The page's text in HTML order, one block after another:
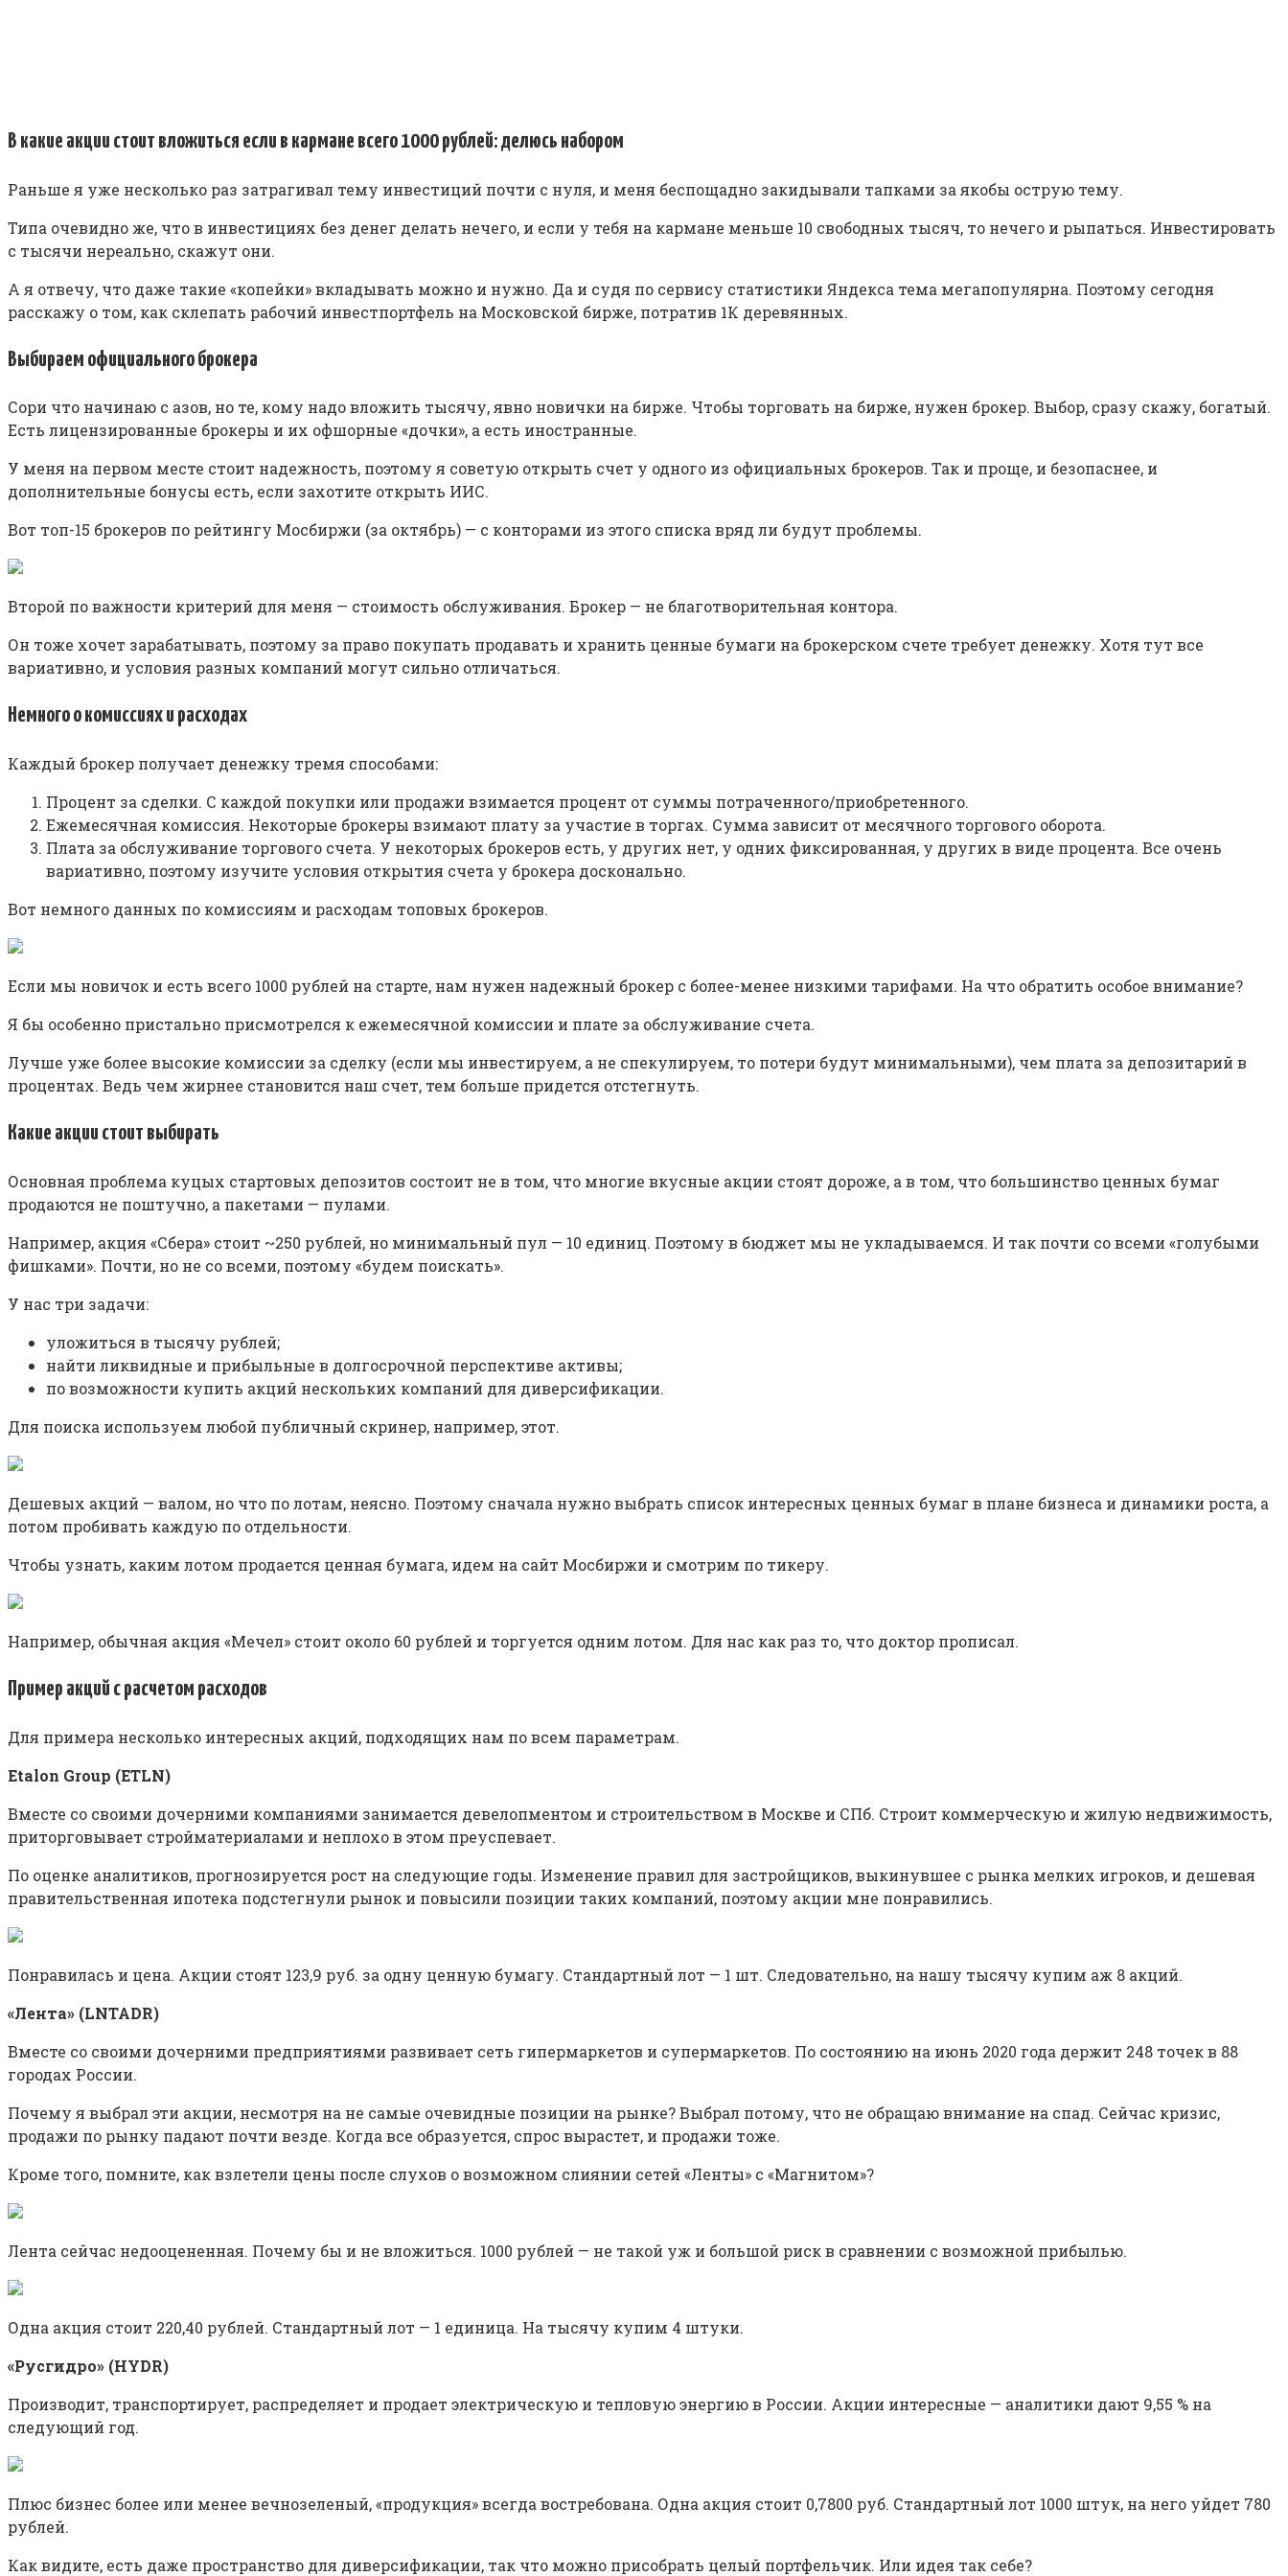
В какие акции стоит вложиться если в кармане всего 1000 рублей: делюсь набором
Раньше я уже несколько раз затрагивал тему инвестиций почти с нуля, и меня беспощадно закидывали тапками за якобы острую тему.
Типа очевидно же, что в инвестициях без денег делать нечего, и если у тебя на кармане меньше 10 свободных тысяч, то нечего и рыпаться. Инвестировать
с тысячи нереально, скажут они.
А я отвечу, что даже такие «копейки» вкладывать можно и нужно. Да и судя по сервису статистики Яндекса тема мегапопулярна. Поэтому сегодня
расскажу о том, как склепать рабочий инвестпортфель на Московской бирже, потратив 1К деревянных.
Выбираем официального брокера
Сори что начинаю с азов, но те, кому надо вложить тысячу, явно новички на бирже. Чтобы торговать на бирже, нужен брокер. Выбор, сразу скажу, богатый.
Есть лицензированные брокеры и их офшорные «дочки», а есть иностранные.
У меня на первом месте стоит надежность, поэтому я советую открыть счет у одного из официальных брокеров. Так и проще, и безопаснее, и
дополнительные бонусы есть, если захотите открыть ИИС.
Вот топ-15 брокеров по рейтингу Мосбиржи (за октябрь) — с конторами из этого списка вряд ли будут проблемы.
Второй по важности критерий для меня — стоимость обслуживания. Брокер — не благотворительная контора.
Он тоже хочет зарабатывать, поэтому за право покупать продавать и хранить ценные бумаги на брокерском счете требует денежку. Хотя тут все
вариативно, и условия разных компаний могут сильно отличаться.
Немного о комиссиях и расходах
Каждый брокер получает денежку тремя способами:
Процент за сделки. С каждой покупки или продажи взимается процент от суммы потраченного/приобретенного.
Ежемесячная комиссия. Некоторые брокеры взимают плату за участие в торгах. Сумма зависит от месячного торгового оборота.
Плата за обслуживание торгового счета. У некоторых брокеров есть, у других нет, у одних фиксированная, у других в виде процента. Все очень
вариативно, поэтому изучите условия открытия счета у брокера досконально.
Вот немного данных по комиссиям и расходам топовых брокеров.
Если мы новичок и есть всего 1000 рублей на старте, нам нужен надежный брокер с более-менее низкими тарифами. На что обратить особое внимание?
Я бы особенно пристально присмотрелся к ежемесячной комиссии и плате за обслуживание счета.
Лучше уже более высокие комиссии за сделку (если мы инвестируем, а не спекулируем, то потери будут минимальными), чем плата за депозитарий в
процентах. Ведь чем жирнее становится наш счет, тем больше придется отстегнуть.
Какие акции стоит выбирать
Основная проблема куцых стартовых депозитов состоит не в том, что многие вкусные акции стоят дороже, а в том, что большинство ценных бумаг
продаются не поштучно, а пакетами — пулами.
Например, акция «Сбера» стоит ~250 рублей, но минимальный пул — 10 единиц. Поэтому в бюджет мы не укладываемся. И так почти со всеми «голубыми
фишками». Почти, но не со всеми, поэтому «будем поискать».
У нас три задачи:
уложиться в тысячу рублей;
найти ликвидные и прибыльные в долгосрочной перспективе активы;
по возможности купить акций нескольких компаний для диверсификации.
Для поиска используем любой публичный скринер, например, этот.
Дешевых акций — валом, но что по лотам, неясно. Поэтому сначала нужно выбрать список интересных ценных бумаг в плане бизнеса и динамики роста, а
потом пробивать каждую по отдельности.
Чтобы узнать, каким лотом продается ценная бумага, идем на сайт Мосбиржи и смотрим по тикеру.
Например, обычная акция «Мечел» стоит около 60 рублей и торгуется одним лотом. Для нас как раз то, что доктор прописал.
Пример акций с расчетом расходов
Для примера несколько интересных акций, подходящих нам по всем параметрам.
Etalon Group (ETLN)
Вместе со своими дочерними компаниями занимается девелопментом и строительством в Москве и СПб. Строит коммерческую и жилую недвижимость,
приторговывает стройматериалами и неплохо в этом преуспевает.
По оценке аналитиков, прогнозируется рост на следующие годы. Изменение правил для застройщиков, выкинувшее с рынка мелких игроков, и дешевая
правительственная ипотека подстегнули рынок и повысили позиции таких компаний, поэтому акции мне понравились.
Понравилась и цена. Акции стоят 123,9 руб. за одну ценную бумагу. Стандартный лот — 1 шт. Следовательно, на нашу тысячу купим аж 8 акций.
«Лента» (LNTADR)
Вместе со своими дочерними предприятиями развивает сеть гипермаркетов и супермаркетов. По состоянию на июнь 2020 года держит 248 точек в 88
городах России.
Почему я выбрал эти акции, несмотря на не самые очевидные позиции на рынке? Выбрал потому, что не обращаю внимание на спад. Сейчас кризис,
продажи по рынку падают почти везде. Когда все образуется, спрос вырастет, и продажи тоже.
Кроме того, помните, как взлетели цены после слухов о возможном слиянии сетей «Ленты» с «Магнитом»?
Лента сейчас недооцененная. Почему бы и не вложиться. 1000 рублей — не такой уж и большой риск в сравнении с возможной прибылью.
Одна акция стоит 220,40 рублей. Стандартный лот — 1 единица. На тысячу купим 4 штуки.
«Русгидро» (HYDR)
Производит, транспортирует, распределяет и продает электрическую и тепловую энергию в России. Акции интересные — аналитики дают 9,55 % на
следующий год.
Плюс бизнес более или менее вечнозеленый, «продукция» всегда востребована. Одна акция стоит 0,7800 руб. Стандартный лот 1000 штук, на него уйдет 780
рублей.
Как видите, есть даже пространство для диверсификации, так что можно присобрать целый портфельчик. Или идея так себе?